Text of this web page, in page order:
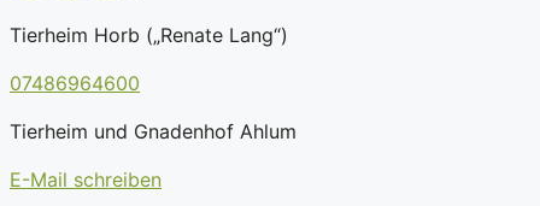
Tierheim Horb („Renate Lang“)
07486964600
Tierheim und Gnadenhof Ahlum
E-Mail schreiben